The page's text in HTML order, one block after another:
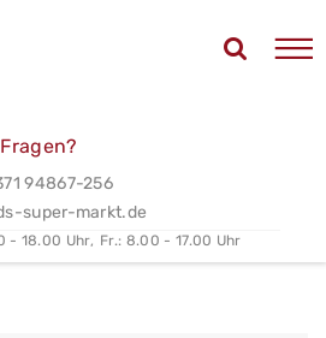
94867-256
super-markt.de
- 18.00 Uhr, Fr.: 8.00 - 17.00 Uhr